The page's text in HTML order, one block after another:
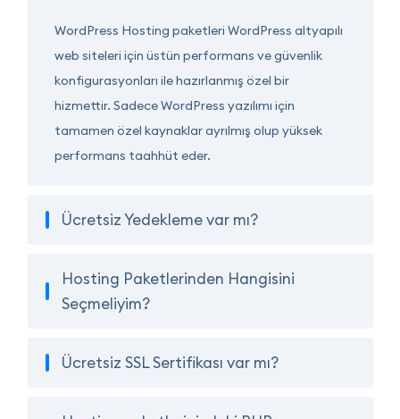
WordPress Hosting paketleri WordPress altyapılı
web siteleri için üstün performans ve güvenlik
konfigurasyonları ile hazırlanmış özel bir
hizmettir. Sadece WordPress yazılımı için
tamamen özel kaynaklar ayrılmış olup yüksek
performans taahhüt eder.
Ücretsiz Yedekleme var mı?
Hosting Paketlerinden Hangisini
Seçmeliyim?
Ücretsiz SSL Sertifikası var mı?